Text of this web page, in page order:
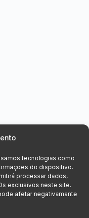
tecnologias como
do dispositivo.
processar dados,
exclusivos neste site.
afetar negativamante